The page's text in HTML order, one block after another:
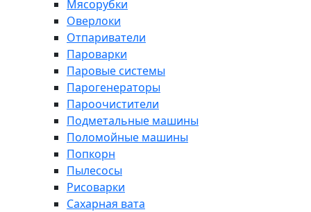
Мясорубки
Оверлоки
Отпариватели
Пароварки
Паровые системы
Парогенераторы
Пароочистители
Подметальные машины
Поломойные машины
Попкорн
Пылесосы
Рисоварки
Сахарная вата